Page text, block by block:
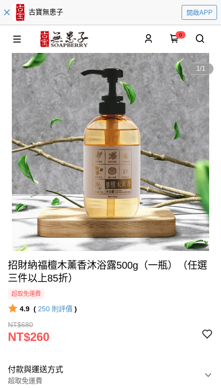
古寶無患子 開啟APP
0
1/1
招財納福檀木薰香沐浴露500g（一瓶）（任選
三件以上85折）
超取免運費
4.9 ( 250 則評價 )
NT$680
NT$260
付款與運送方式
超取免運費